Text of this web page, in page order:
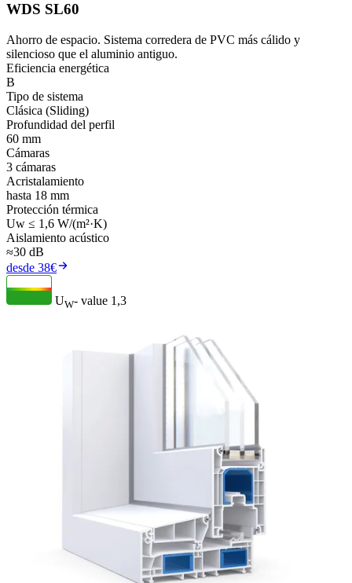
WDS SL60
Ahorro de espacio. Sistema corredera de PVC más cálido y
silencioso que el aluminio antiguo.
Eficiencia energética
B
Tipo de sistema
Clásica (Sliding)
Profundidad del perfil
60 mm
Cámaras
3 cámaras
Acristalamiento
hasta 18 mm
Protección térmica
Uw ≤ 1,6 W/(m²·K)
Aislamiento acústico
≈30 dB
desde 38€
UW- value 1,3